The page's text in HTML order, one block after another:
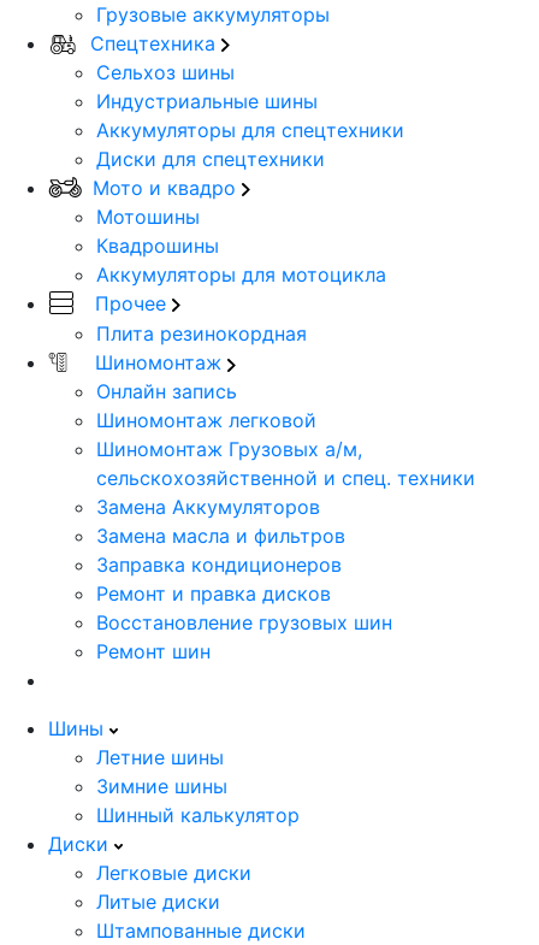
Грузовые аккумуляторы
Спецтехника
Сельхоз шины
Индустриальные шины
Аккумуляторы для спецтехники
Диски для спецтехники
Мото и квадро
Мотошины
Квадрошины
Аккумуляторы для мотоцикла
Прочее
Плита резинокордная
Шиномонтаж
Онлайн запись
Шиномонтаж легковой
Шиномонтаж Грузовых а/м,
сельскохозяйственной и спец. техники
Замена Аккумуляторов
Замена масла и фильтров
Заправка кондиционеров
Ремонт и правка дисков
Восстановление грузовых шин
Ремонт шин
Шины
Летние шины
Зимние шины
Шинный калькулятор
Диски
Легковые диски
Литые диски
Штампованные диски